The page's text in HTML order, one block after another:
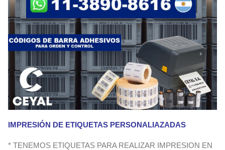
IMPRESIÓN DE ETIQUETAS PERSONALIAZADAS
* TENEMOS ETIQUETAS PARA REALIZAR IMPRESION EN